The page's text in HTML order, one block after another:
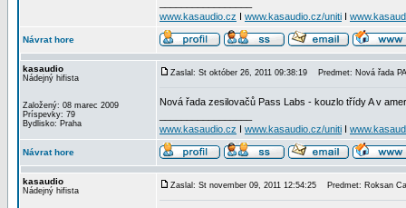
www.kasaudio.cz I www.kasaudio.cz/uniti I
Návrat hore
kasaudio
Nádejný hifista
Založený: 08 marec 2009
Príspevky: 79
Bydlisko: Praha
Zaslal: St október 26, 2011 09:38:19 Predmet: Nová řada
Nová řada zesilovačů Pass Labs - kouzlo třídy A v
www.kasaudio.cz I www.kasaudio.cz/uniti I
Návrat hore
kasaudio
Nádejný hifista
Zaslal: St november 09, 2011 12:54:25 Predmet: Roksan